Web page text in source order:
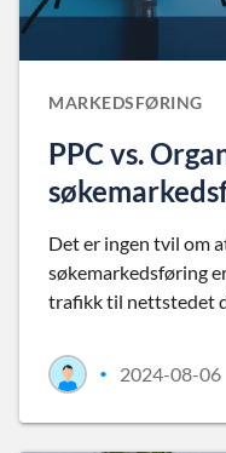
MARKEDSFØRING
PPC vs.
Det er ingen tvil om
søkemarkedsføring
trafikk til nettstedet
• 2024-08-06